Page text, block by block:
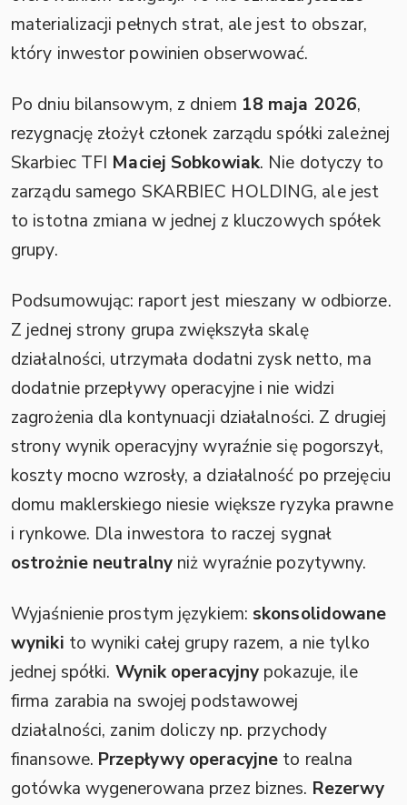
materializacji pełnych strat, ale jest to obszar,
który inwestor powinien obserwować.
Po dniu bilansowym, z dniem 18 maja 2026,
rezygnację złożył członek zarządu spółki zależnej
Skarbiec TFI Maciej Sobkowiak. Nie dotyczy to
zarządu samego SKARBIEC HOLDING, ale jest
to istotna zmiana w jednej z kluczowych spółek
grupy.
Podsumowując: raport jest mieszany w odbiorze.
Z jednej strony grupa zwiększyła skalę
działalności, utrzymała dodatni zysk netto, ma
dodatnie przepływy operacyjne i nie widzi
zagrożenia dla kontynuacji działalności. Z drugiej
strony wynik operacyjny wyraźnie się pogorszył,
koszty mocno wzrosły, a działalność po przejęciu
domu maklerskiego niesie większe ryzyka prawne
i rynkowe. Dla inwestora to raczej sygnał
ostrożnie neutralnyniż wyraźnie pozytywny.
Wyjaśnienie prostym językiem: skonsolidowane
wyniki to wyniki całej grupy razem, a nie tylko
jednej spółki. Wynik operacyjny pokazuje, ile
firma zarabia na swojej podstawowej
działalności, zanim doliczy np. przychody
finansowe. Przepływy operacyjne to realna
gotówka wygenerowana przez biznes. Rezerwy